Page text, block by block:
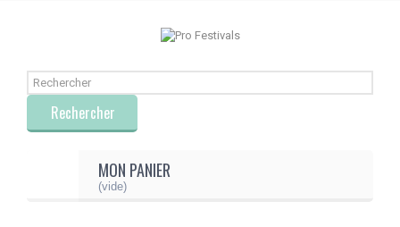
Rechercher
MON PANIER
(vide)